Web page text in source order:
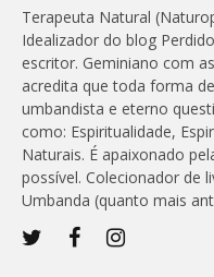
Terapeuta Natural
Idealizador do blog
escritor. Geminiano com
acredita que toda forma
umbandista e eterno
como: Espiritualidade,
Naturais. É apaixonado
possível. Colecionador de
Umbanda (quanto mais